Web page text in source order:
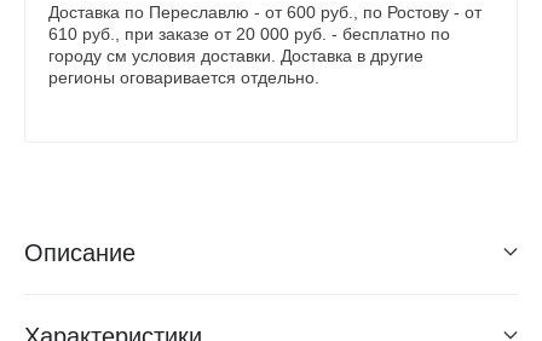
Доставка по Переславлю - от 600 руб., по Ростову - от
610 руб., при заказе от 20 000 руб. - бесплатно по
городу см условия доставки. Доставка в другие
регионы оговаривается отдельно.
Описание